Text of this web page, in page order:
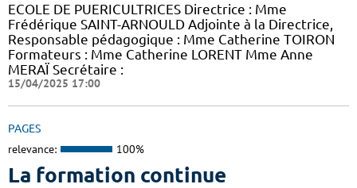
ECOLE DE PUERICULTRICES Directrice : Mme
Frédérique SAINT-ARNOULD Adjointe à la Directrice,
Responsable pédagogique : Mme Catherine TOIRON
Formateurs : Mme Catherine LORENT Mme Anne
MERAÏ Secrétaire :
15/04/2025 17:00
PAGES
relevance: 100%
La formation continue